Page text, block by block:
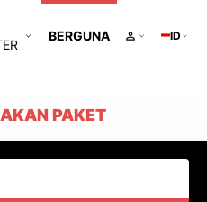
BERGUNA ID
PAKET